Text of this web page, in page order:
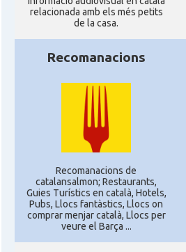
relacionada amb els més petits
de la casa.
Recomanacions
Recomanacions de
catalansalmon; Restaurants,
Guies Turístics en català, Hotels,
Pubs, Llocs fantàstics, Llocs on
comprar menjar català, Llocs per
veure el Barça ...